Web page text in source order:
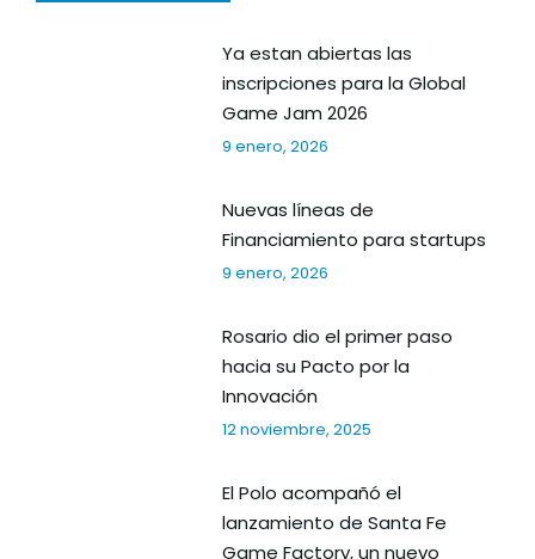
Ya estan abiertas las
inscripciones para la Global
Game Jam 2026
9 enero, 2026
Nuevas líneas de
Financiamiento para startups
9 enero, 2026
Rosario dio el primer paso
hacia su Pacto por la
Innovación
12 noviembre, 2025
El Polo acompañó el
lanzamiento de Santa Fe
Game Factory, un nuevo